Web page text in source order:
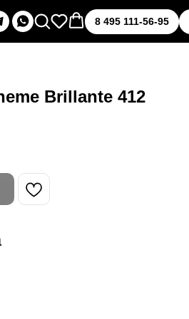
8 495 111-56-95
Brillante 412